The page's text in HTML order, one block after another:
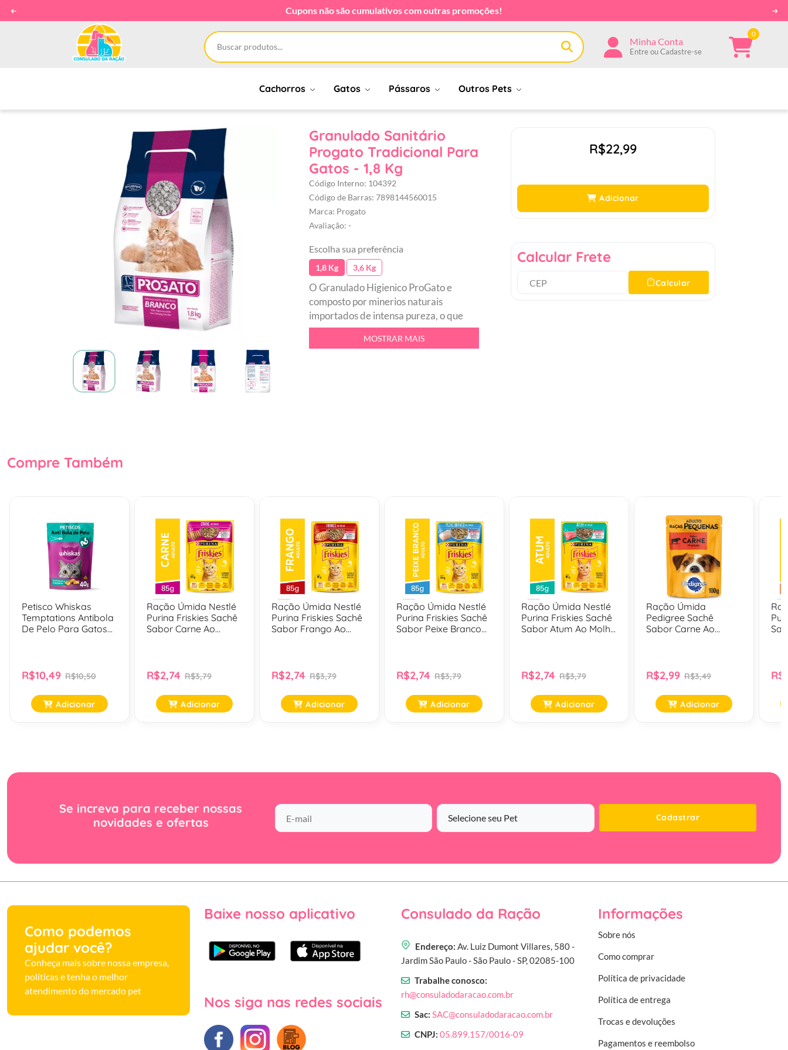
Cupons não são cumulativos com outras promoções!
Minha Conta
Entre ou Cadastre-se
0
Cachorros Gatos Pássaros Outros Pets
Granulado Sanitário
Progato Tradicional Para
Gatos - 1,8 Kg
Código Interno: 104392
Código de Barras: 7898144560015
Marca: Progato
Avaliação: -
Escolha sua preferência
1,8 Kg 3,6 Kg
O Granulado Higienico ProGato e
composto por minerios naturais
importados de intensa pureza, o que
confere baixa umidade, cor branca e
leveza. Nao possui qualquer tipo de
secos e soltosbr Absorcao imediata do
odor: inibe proliferacao de maus
cheiros no ambiente.br
MOSTRAR MAIS
R$22,99
Adicionar
Calcular Frete
Calcular
Compre Também
Petisco Whiskas
Temptations Antibola
De Pelo Para Gatos
R$10,49 R$10,50
Adicionar
Ração Úmida Nestlé
Purina Friskies Sachê
Sabor Carne Ao
R$2,74 R$3,79
Adicionar
Ração Úmida Nestlé
Purina Friskies Sachê
Sabor Frango Ao
R$2,74 R$3,79
Adicionar
Ração Úmida Nestlé
Purina Friskies Sachê
Sabor Peixe Branco
R$2,74 R$3,79
Adicionar
Ração Úmida Nestlé
Purina Friskies Sachê
Sabor Atum Ao Molho
R$2,74 R$3,79
Adicionar
Ração Úmida
Pedigree Sachê
Sabor Carne Ao
R$2,99 R$3,49
Adicionar
Se increva para receber nossas
novidades e ofertas
Cadastrar
Como podemos
ajudar você?
Conheça mais sobre nossa empresa,
políticas e tenha o melhor
atendimento do mercado pet
Baixe nosso aplicativo
Nos siga nas redes sociais
Consulado da Ração
Endereço: Av. Luiz Dumont Villares, 580 -
Jardim São Paulo - São Paulo - SP, 02085-100
Trabalhe conosco:
rh@consuladodaracao.com.br
Sac: SAC@consuladodaracao.com.br
CNPJ: 05.899.157/0016-09
Informações
Sobre nós
Como comprar
Política de privacidade
Política de entrega
Trocas e devoluções
Pagamentos e reembolso